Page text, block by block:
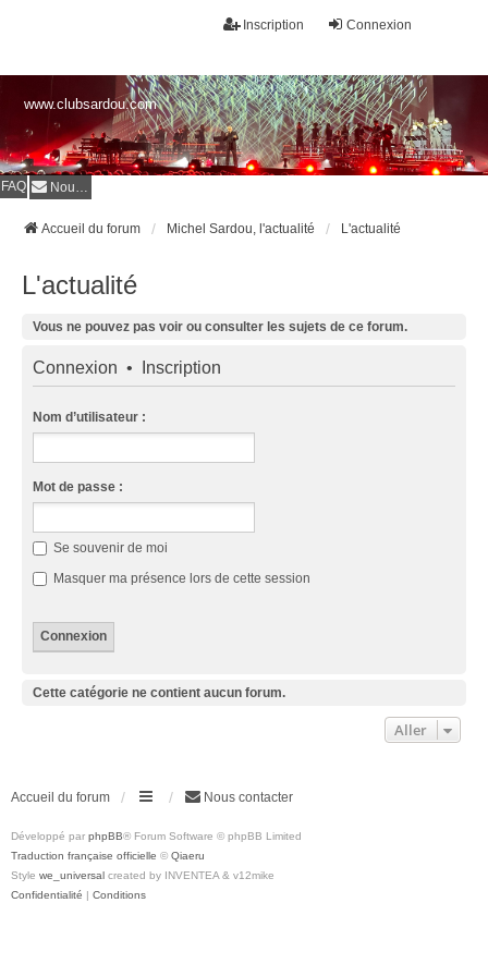
Connexion
Inscription
www.clubsardou.com
FAQ Nous contacter
Accueil du forum Michel Sardou, l'actualité L'actualité
L'actualité
Vous ne pouvez pas voir ou consulter les sujets de ce forum.
Connexion • Inscription
Nom d’utilisateur :
Mot de passe :
Se souvenir de moi
Masquer ma présence lors de cette session
Cette catégorie ne contient aucun forum.
Aller
Accueil du forum Nous contacter
Développé par phpBB® Forum Software © phpBB Limited
Traduction française officielle © Qiaeru
Style we_universal created by INVENTEA & v12mike
Confidentialité | Conditions